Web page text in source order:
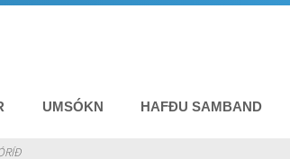
UMSÓKN HAFÐU SAMBAND